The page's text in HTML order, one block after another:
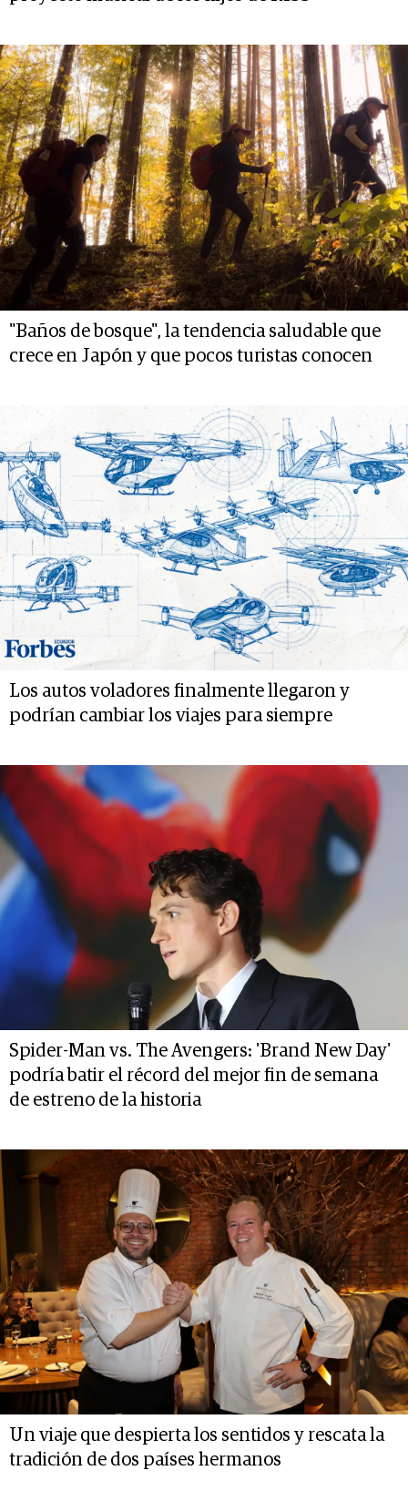
"Baños de bosque", la tendencia saludable que
crece en Japón y que pocos turistas conocen
Los autos voladores finalmente llegaron y
podrían cambiar los viajes para siempre
Spider-Man vs. The Avengers: 'Brand New Day'
podría batir el récord del mejor fin de semana
de estreno de la historia
Un viaje que despierta los sentidos y rescata la
tradición de dos países hermanos